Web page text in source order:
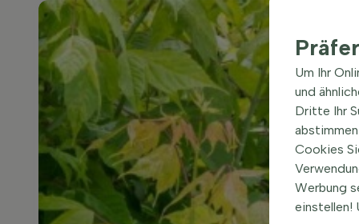
Um Ihr
und
Dritte Ihr
Cookies
Werbung
einstellen!